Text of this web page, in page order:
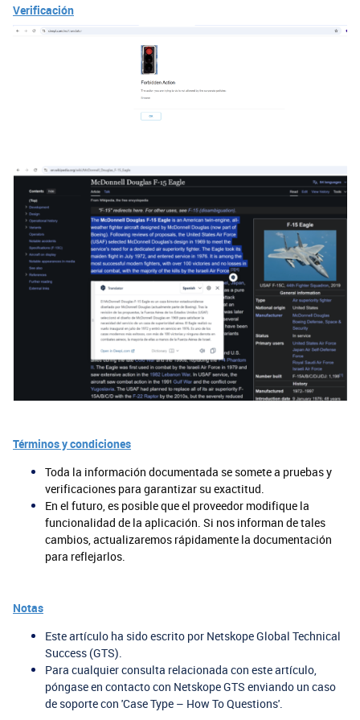
Verificación
Términos y condiciones
Toda la información documentada se somete a pruebas y
verificaciones para garantizar su exactitud.
En el futuro, es posible que el proveedor modifique la
funcionalidad de la aplicación. Si nos informan de tales
cambios, actualizaremos rápidamente la documentación
para reflejarlos.
Notas
Este artículo ha sido escrito por Netskope Global Technical
Success (GTS).
Para cualquier consulta relacionada con este artículo,
póngase en contacto con Netskope GTS enviando un caso
de soporte con 'Case Type – How To Questions'.